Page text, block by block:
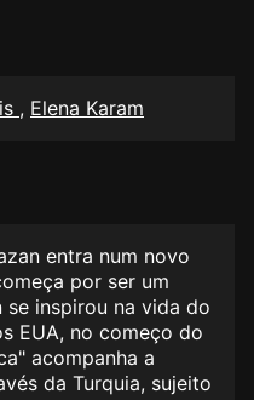
, Elena Karam
entra num novo
por ser um
se inspirou na vida do
EUA, no começo do
acompanha a
da Turquia, sujeito